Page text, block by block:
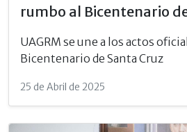
rumbo al Bicentenario
UAGRM se une a los actos
Bicentenario de Santa Cruz
25 de Abril de 2025